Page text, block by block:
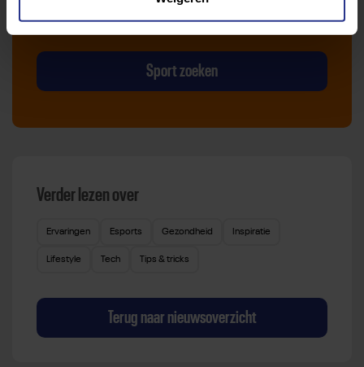
Met meer dan 4250 sportclubs is er altijd een sport
Sport zoeken
Verder lezen over
Ervaringen Esports Gezondheid Inspiratie
Lifestyle Tech Tips & tricks
Terug naar nieuwsoverzicht